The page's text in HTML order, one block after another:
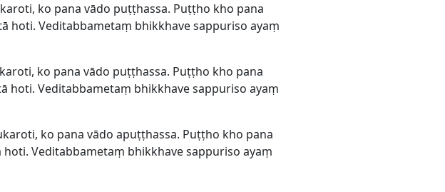
ko pana vādo puṭṭhassa. Puṭṭho kho pana
hoti. Veditabbametaṃ bhikkhave sappuriso ayaṃ
ko pana vādo puṭṭhassa. Puṭṭho kho pana
hoti. Veditabbametaṃ bhikkhave sappuriso ayaṃ
ko pana vādo apuṭṭhassa. Puṭṭho kho pana
Veditabbametaṃ bhikkhave sappuriso ayaṃ